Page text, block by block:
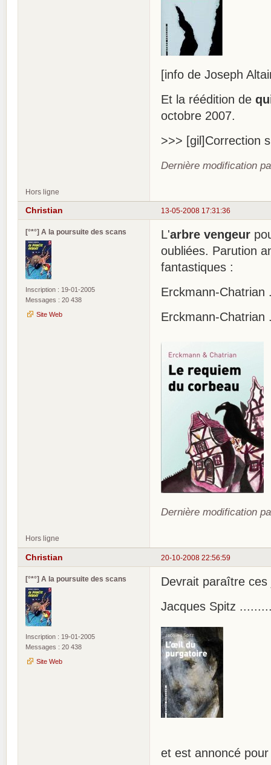
[info de Joseph
Et la réédition de
octobre 2007.
>>> [gil]Correction
Dernière modification
Hors ligne
13-05-2008 17:31:36
Christian
[°*°] A la poursuite des scans
Inscription : 19-01-2005
Messages : 20 438
Site Web
L'arbre vengeur
oubliées. Parution
fantastiques :
Erckmann-
Erckmann-Chatrian
Dernière modification
Hors ligne
20-10-2008 22:56:59
Christian
[°*°] A la poursuite des scans
Inscription : 19-01-2005
Messages : 20 438
Site Web
Devrait paraître ces
Jacques Spitz
et est annoncé